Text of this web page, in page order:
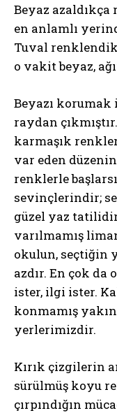
Beyaz azaldıkça
en anlamlı
Tuval
o vakit beyaz,
Beyazı korumak
raydan
karmaşık
var eden
renklerle
sevinçlerindir;
güzel yaz
varılmamış
okulun, seçtiğin
azdır. En çok da
ister, ilgi ister.
konmamış
yerlerimizdir.
Kırık çizgilerin
sürülmüş koyu
çırpındığın